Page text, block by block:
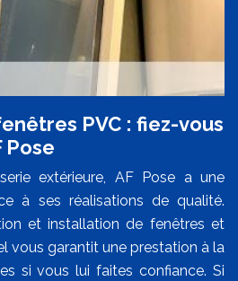
PVC : fiez-vous
Pose
extérieure, AF Pose a une
à ses réalisations de qualité.
et installation de fenêtres et
vous garantit une prestation à la
si vous lui faites confiance. Si